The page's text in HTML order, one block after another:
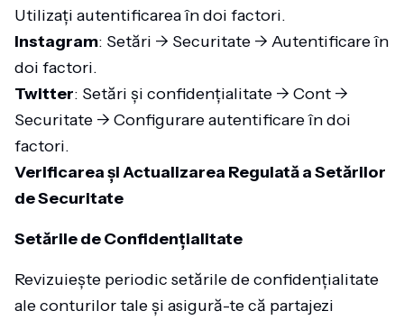
Utilizați autentificarea în doi factori.
Instagram: Setări -> Securitate -> Autentificare în
doi factori.
Twitter: Setări și confidențialitate -> Cont ->
Securitate -> Configurare autentificare în doi
factori.
Verificarea și Actualizarea Regulată a Setărilor
de Securitate
Setările de Confidențialitate
Revizuiește periodic setările de confidențialitate
ale conturilor tale și asigură-te că partajezi